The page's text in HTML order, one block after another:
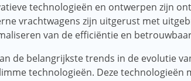
technologieën en ontwerpen zijn
vrachtwagens zijn uitgerust met
van de efficiëntie en
de belangrijkste trends in de evolutie
technologieën. Deze